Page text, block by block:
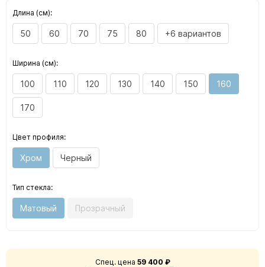
Длина (см):
50 60 70 75 80 +6 вариантов
Ширина (см):
100 110 120 130 140 150 160
170
Цвет профиля:
Хром Черный
Тип стекла:
Матовый Прозрачный
Спец. цена 59 400 ₽